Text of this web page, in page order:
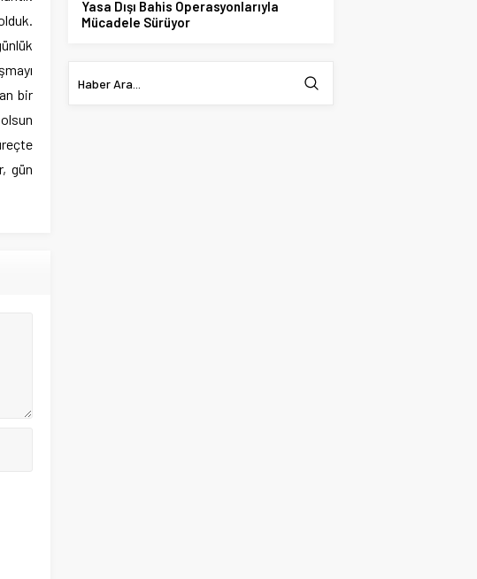
bir
gün
Yasa Dışı Bahis Operasyonlarıyla
Mücadele Sürüyor